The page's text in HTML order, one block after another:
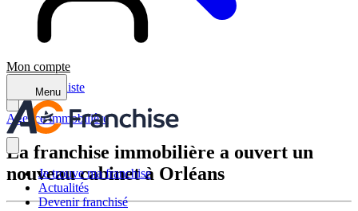
Mon compte
Menu
Je trouve ma franchise
Actualités
Devenir franchisé
Retour à la liste
Agence immobilière
La franchise immobilière a ouvert un
nouveau cabinet à Orléans